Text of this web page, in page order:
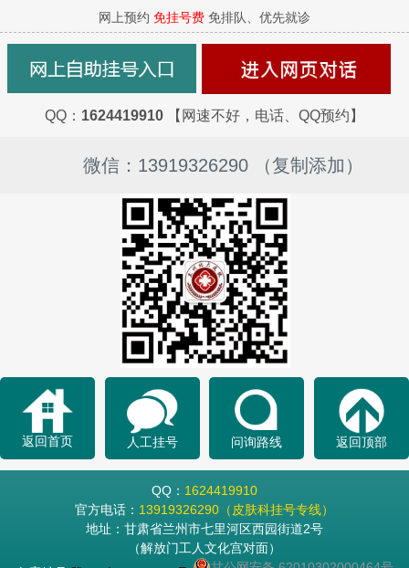
网上预约 免挂号费 免排队、优先就诊
QQ： 1624419910 【网速不好，电话、QQ预约】
微信：13919326290 （复制添加）
返回首页 人工挂号 问询路线 返回顶部
QQ： 1624419910
官方电话： 13919326290（皮肤科挂号专线）
地址：甘肃省兰州市七里河区西园街道2号
（解放门工人文化宫对面）